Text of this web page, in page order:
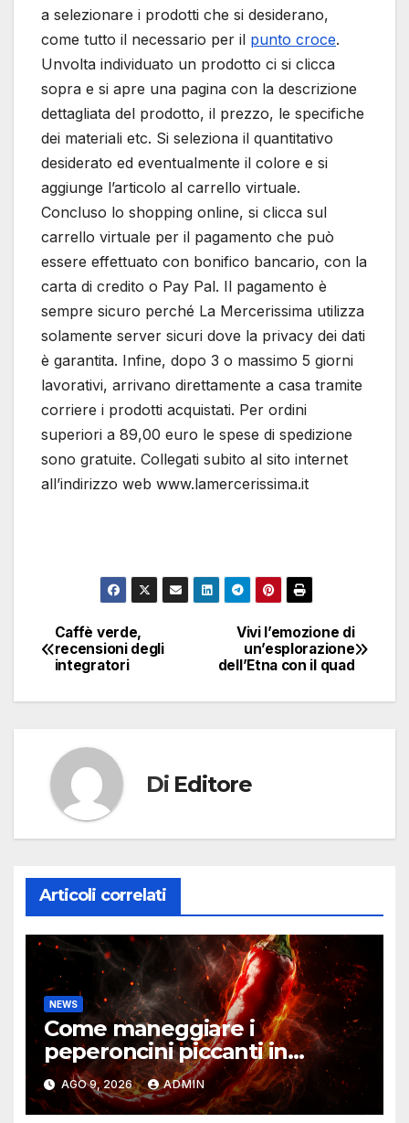
a selezionare i prodotti che si desiderano,
come tutto il necessario per il punto croce.
Unvolta individuato un prodotto ci si clicca
sopra e si apre una pagina con la descrizione
dettagliata del prodotto, il prezzo, le specifiche
dei materiali etc. Si seleziona il quantitativo
desiderato ed eventualmente il colore e si
aggiunge l’articolo al carrello virtuale.
Concluso lo shopping online, si clicca sul
carrello virtuale per il pagamento che può
essere effettuato con bonifico bancario, con la
carta di credito o Pay Pal. Il pagamento è
sempre sicuro perché La Mercerissima utilizza
solamente server sicuri dove la privacy dei dati
è garantita. Infine, dopo 3 o massimo 5 giorni
lavorativi, arrivano direttamente a casa tramite
corriere i prodotti acquistati. Per ordini
superiori a 89,00 euro le spese di spedizione
sono gratuite. Collegati subito al sito internet
all’indirizzo web www.lamercerissima.it
Navigazione
articoli
Vivi l’emozione di
un’esplorazione
dell’Etna con il quad
Caffè verde,
recensioni degli
integratori
Di Editore
Articoli correlati
NEWS
Come maneggiare i
peperoncini piccanti in
sicurezza
AGO 9, 2026 ADMIN